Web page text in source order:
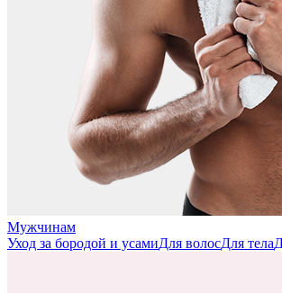
Мужчинам
Уход за бородой и усамиДля волосДля тела